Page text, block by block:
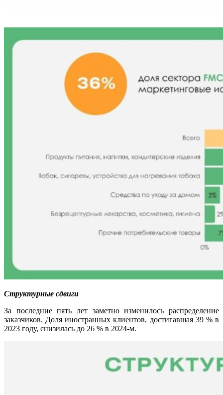
Структурные сдвиги
За последние пять лет заметно изменилось распределение
заказчиков. Доля иностранных клиентов, достигавшая 39 % в
2023 году, снизилась до 26 % в 2024-м.